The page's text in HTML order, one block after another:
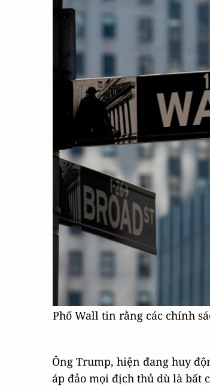
Phố Wall tin rằng các chính
Ông Trump, hiện đang huy
áp đảo mọi địch thủ dù là bất